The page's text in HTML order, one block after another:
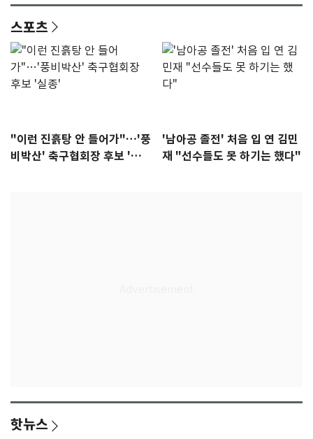
스포츠
"이런 진흙탕 안 들어가"…'풍
비박산' 축구협회장 후보 '실
'남아공 졸전' 처음 입 연 김민
재 "선수들도 못 하기는 했다"
핫뉴스